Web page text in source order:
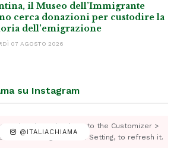
il Museo dell’Immigrante
cerca donazioni per custodire la
dell’emigrazione
07 AGOSTO 2026
su Instagram
@ITALIACHIAMA
Token is expired, Go to the Customizer >
View > Instagram Feed Setting, to refresh it.